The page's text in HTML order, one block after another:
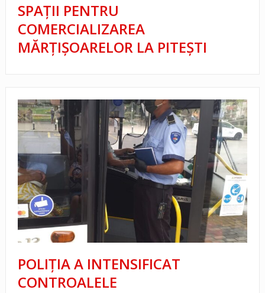
SPAȚII PENTRU
COMERCIALIZAREA
MĂRȚIȘOARELOR LA PITEȘTI
POLIȚIA A INTENSIFICAT
CONTROALELE